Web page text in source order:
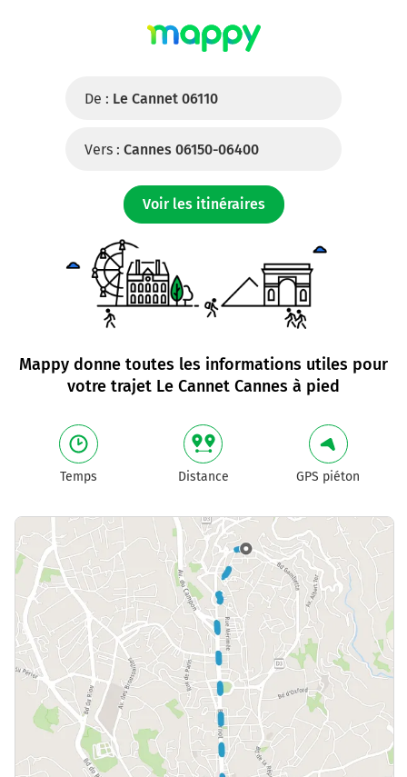
De : Le Cannet 06110
Vers : Cannes 06150-06400
Voir les itinéraires
Mappy donne toutes les informations utiles pour
votre trajet Le Cannet Cannes à pied
Temps Distance GPS piéton